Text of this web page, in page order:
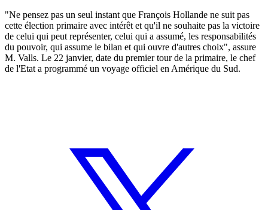
"Ne pensez pas un seul instant que François Hollande ne suit pas
cette élection primaire avec intérêt et qu'il ne souhaite pas la victoire
de celui qui peut représenter, celui qui a assumé, les responsabilités
du pouvoir, qui assume le bilan et qui ouvre d'autres choix", assure
M. Valls. Le 22 janvier, date du premier tour de la primaire, le chef
de l'Etat a programmé un voyage officiel en Amérique du Sud.